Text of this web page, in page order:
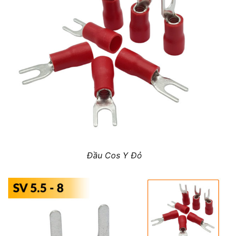
Đầu Cos Y Đỏ